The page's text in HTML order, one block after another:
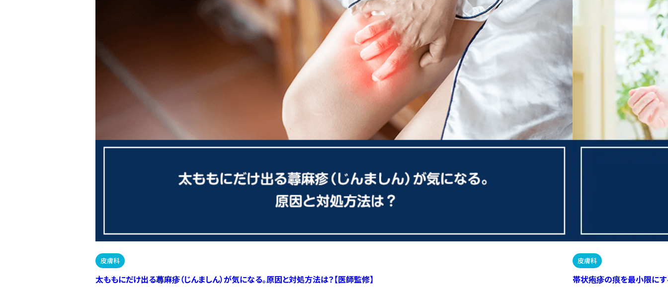
皮膚科
太ももにだけ出る蕁麻疹（じんましん）が気になる。原因と対処方法は？【医師監修】
皮膚科
帯状疱疹の痕を最小限にす